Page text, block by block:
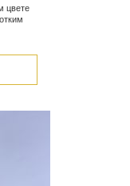
цвете